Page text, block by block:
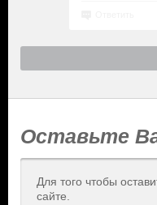
Оставьте
Для того чтобы
сайте.